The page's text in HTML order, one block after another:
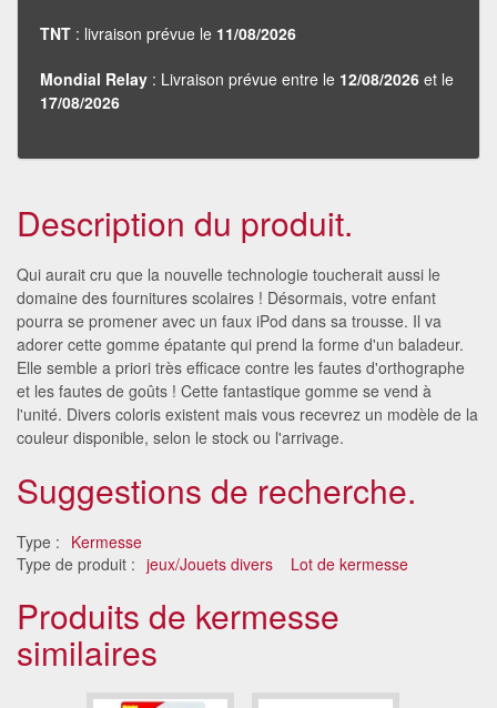
TNT : livraison prévue le 11/08/2026
Mondial Relay : Livraison prévue entre le 12/08/2026 et le
17/08/2026
Description du produit.
Qui aurait cru que la nouvelle technologie toucherait aussi le
domaine des fournitures scolaires ! Désormais, votre enfant
pourra se promener avec un faux iPod dans sa trousse. Il va
adorer cette gomme épatante qui prend la forme d'un baladeur.
Elle semble a priori très efficace contre les fautes d'orthographe
et les fautes de goûts ! Cette fantastique gomme se vend à
l'unité. Divers coloris existent mais vous recevrez un modèle de la
couleur disponible, selon le stock ou l'arrivage.
Suggestions de recherche.
Type : Kermesse
Type de produit : jeux/Jouets divers Lot de kermesse
Produits de kermesse
similaires